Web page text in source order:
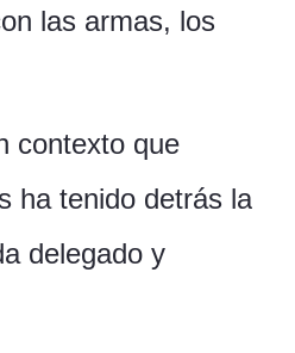
las armas, los
contexto que
ha tenido detrás la
delegado y